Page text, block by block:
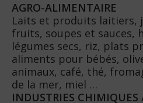
AGRO-ALIMENTAIRE
Laits et produits laitiers,
fruits, soupes et sauces,
légumes secs, riz, plats
aliments pour bébés,
animaux, café, thé,
de la mer, miel …
INDUSTRIES CHIMIQUES